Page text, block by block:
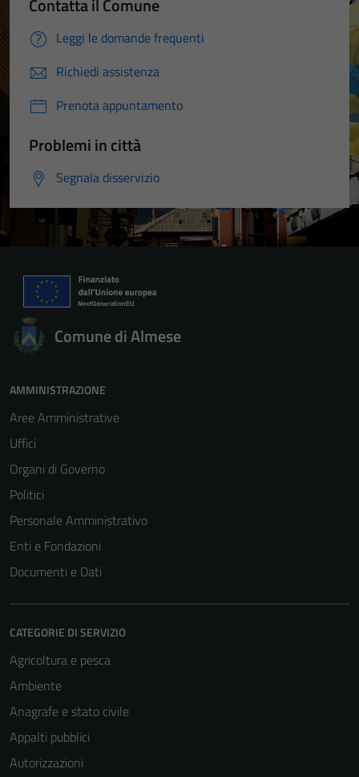
Leggi le domande frequenti
Richiedi assistenza
Prenota appuntamento
Problemi in città
Segnala disservizio
Comune di Almese
AMMINISTRAZIONE
Aree Amministrative
Uffici
Organi di Governo
Politici
Personale Amministrativo
Enti e Fondazioni
Documenti e Dati
CATEGORIE DI SERVIZIO
Agricoltura e pesca
Ambiente
Anagrafe e stato civile
Appalti pubblici
Autorizzazioni